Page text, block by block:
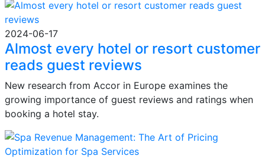
2024-06-17
Almost every hotel or resort customer
reads guest reviews
New research from Accor in Europe examines the
growing importance of guest reviews and ratings when
booking a hotel stay.